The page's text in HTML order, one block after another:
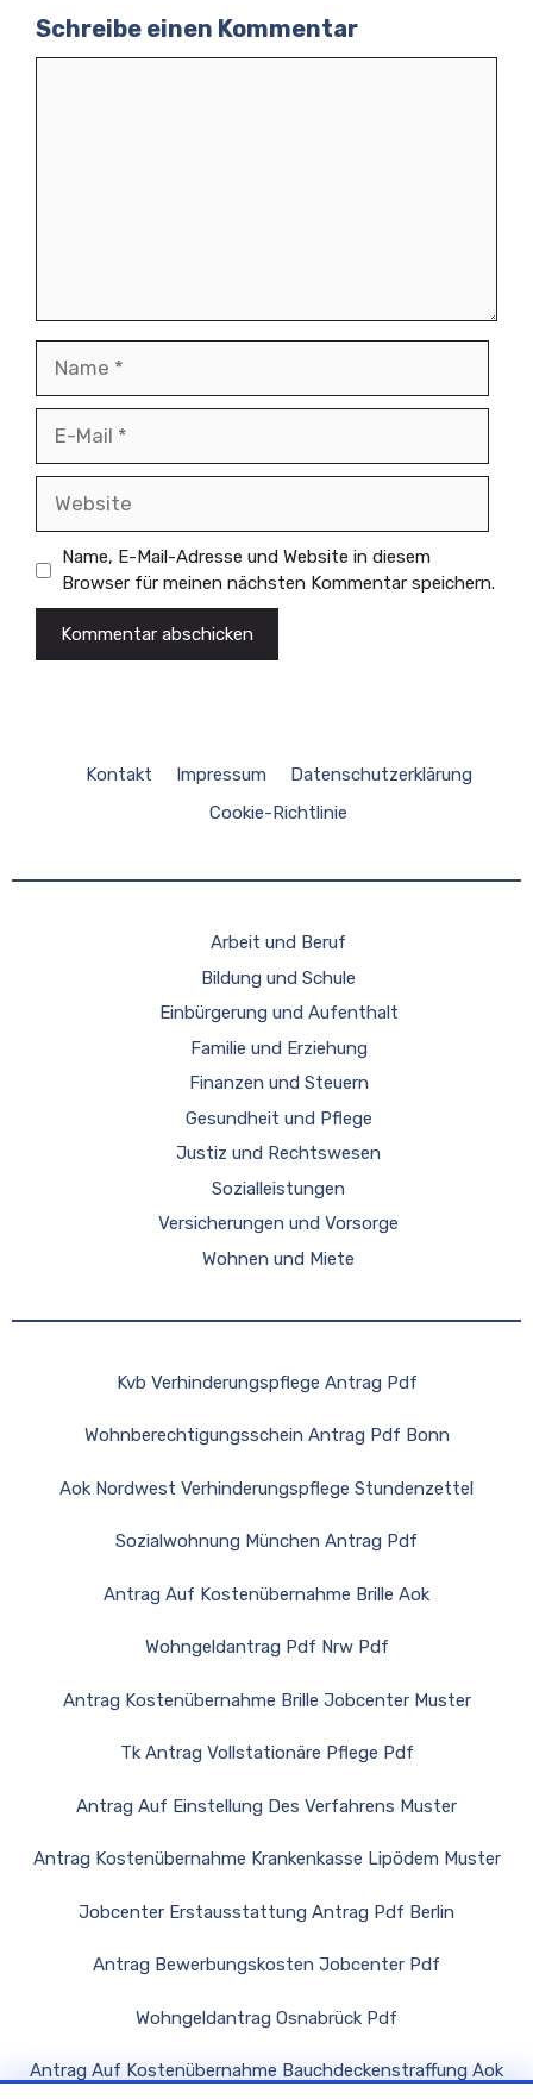
Schreibe einen Kommentar
Mail
Name, E-Mail-Adresse und Website in diesem
Browser für meinen nächsten Kommentar speichern.
Kontakt Impressum
Datenschutzerklärung
Cookie-Richtlinie
Arbeit und Beruf
Bildung und Schule
Einbürgerung und Aufenthalt
Familie und Erziehung
Finanzen und Steuern
Gesundheit und Pflege
Justiz und Rechtswesen
Sozialleistungen
Versicherungen und Vorsorge
Wohnen und Miete
Kvb Verhinderungspflege Antrag Pdf
Wohnberechtigungsschein Antrag Pdf Bonn
Aok Nordwest Verhinderungspflege Stundenzettel
Sozialwohnung München Antrag Pdf
Antrag Auf Kostenübernahme Brille Aok
Wohngeldantrag Pdf Nrw Pdf
Antrag Kostenübernahme Brille Jobcenter Muster
Tk Antrag Vollstationäre Pflege Pdf
Antrag Auf Einstellung Des Verfahrens Muster
Antrag Kostenübernahme Krankenkasse Lipödem Muster
Jobcenter Erstausstattung Antrag Pdf Berlin
Antrag Bewerbungskosten Jobcenter Pdf
Wohngeldantrag Osnabrück Pdf
Antrag Auf Kostenübernahme Bauchdeckenstraffung Aok